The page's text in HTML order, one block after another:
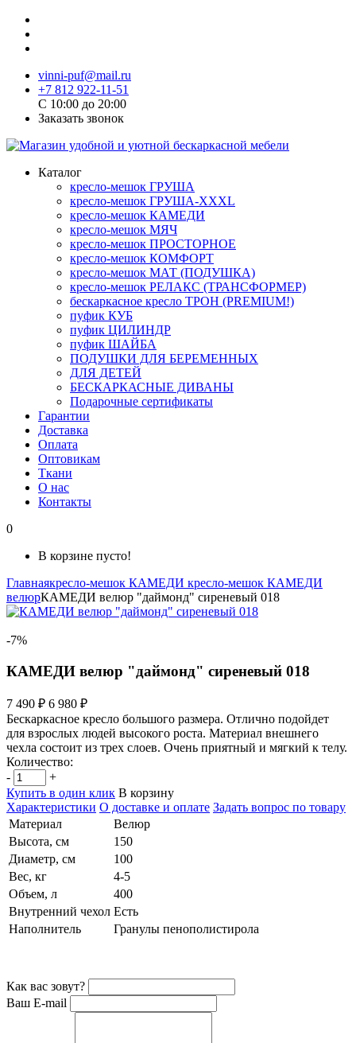
vinni-puf@mail.ru
+7 812 922-11-51
C 10:00 до 20:00
Заказать звонок
Каталог
кресло-мешок ГРУША
кресло-мешок ГРУША-XXXL
кресло-мешок КАМЕДИ
кресло-мешок МЯЧ
кресло-мешок ПРОСТОРНОЕ
кресло-мешок КОМФОРТ
кресло-мешок МАТ (ПОДУШКА)
кресло-мешок РЕЛАКС (ТРАНСФОРМЕР)
бескаркасное кресло ТРОН (PREMIUM!)
пуфик КУБ
пуфик ЦИЛИНДР
пуфик ШАЙБА
ПОДУШКИ ДЛЯ БЕРЕМЕННЫХ
ДЛЯ ДЕТЕЙ
БЕСКАРКАСНЫЕ ДИВАНЫ
Подарочные сертификаты
Гарантии
Доставка
Оплата
Оптовикам
Ткани
О нас
Контакты
0
В корзине пусто!
Главнаякресло-мешок КАМЕДИ кресло-мешок КАМЕДИ
велюрКАМЕДИ велюр "даймонд" сиреневый 018
-7%
КАМЕДИ велюр "даймонд" сиреневый 018
7 490 ₽ 6 980 ₽
Бескаркасное кресло большого размера. Отлично подойдет
для взрослых людей высокого роста. Материал внешнего
чехла состоит из трех слоев. Очень приятный и мягкий к телу.
Количество:
-
+
Купить в один клик В корзину
Характеристики О доставке и оплате Задать вопрос по товару
Материал
Велюр
Высота, см
150
Диаметр, см
100
Вес, кг
4-5
Объем, л
400
Внутренний чехол Есть
Наполнитель
Гранулы пенополистирола
Как вас зовут?
Ваш E-mail